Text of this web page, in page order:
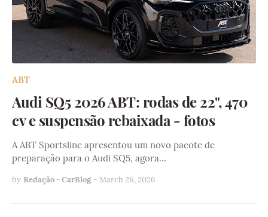
ABT
Audi SQ5 2026 ABT: rodas de 22", 470
cv e suspensão rebaixada - fotos
A ABT Sportsline apresentou um novo pacote de
preparação para o Audi SQ5, agora…
by Redação - CarBlog - March 26, 2026